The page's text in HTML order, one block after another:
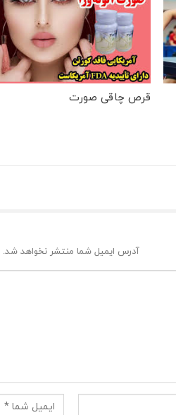
قرص چاقی صورت
آدرس ایمیل شما منتشر نخواهد شد.